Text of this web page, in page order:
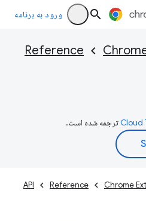
ورود به برنامه
Reference
ترجمه شده است.
Chrome
Reference
API